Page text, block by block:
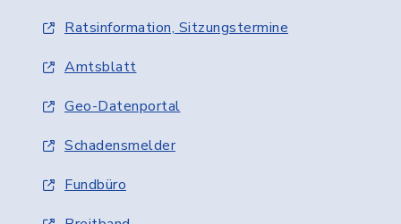
Ratsinformation, Sitzungstermine
Amtsblatt
Geo-Datenportal
Schadensmelder
Fundbüro